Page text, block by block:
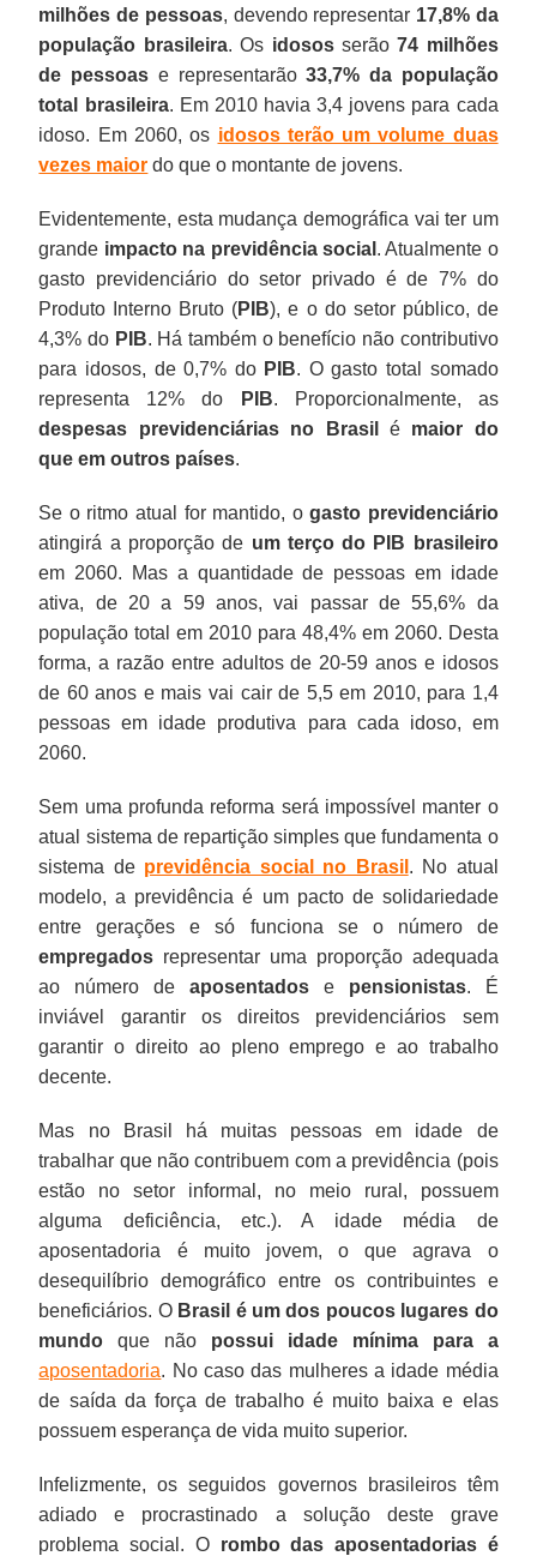
milhões de pessoas, devendo representar 17,8% da
população brasileira. Os idososserão74 milhões
de pessoas e representarão33,7% da população
total brasileira. Em 2010 havia 3,4 jovens para cada
idoso. Em 2060, os idosos terão um volume duas
vezes maior do que o montante de jovens.
Evidentemente, esta mudança demográfica vai ter um
grande impacto na previdência social . Atualmente o
gasto previdenciário do setor privado é de 7% do
Produto Interno Bruto (PIB), e o do setor público, de
4,3% do PIB. Há também o benefício não contributivo
para idosos, de 0,7% do PIB. O gasto total somado
representa 12% do
PIB. Proporcionalmente, as
despesas
previdenciárias no Brasil émaior do
que em outros países.
Se o ritmo atual for mantido, ogasto previdenciário
atingirá a proporção de um terço do PIB brasileiro
em 2060. Mas a quantidade de pessoas em idade
ativa, de 20 a 59 anos, vai passar de 55,6% da
população total em 2010 para 48,4% em 2060. Desta
forma, a razão entre adultos de 20-59 anos e idosos
de 60 anos e mais vai cair de 5,5 em 2010, para 1,4
pessoas em idade produtiva para cada idoso, em
2060.
Sem uma profunda reforma será impossível manter o
atual sistema de repartição simples que fundamenta o
sistema de previdência social no Brasil . No atual
modelo, a previdência é um pacto de solidariedade
entre gerações e só funciona se o número de
empregados representar uma proporção adequada
ao número de aposentados e pensionistas. É
inviável garantir os direitos previdenciários sem
garantir o direito ao pleno emprego e ao trabalho
decente.
Mas no Brasil há muitas pessoas em idade de
trabalhar que não contribuem com a previdência (pois
estão no setor informal, no meio rural, possuem
alguma deficiência, etc.). A idade média de
aposentadoria é muito jovem, o que agrava o
desequilíbrio demográfico entre os contribuintes e
beneficiários. O Brasil é um dos poucos lugares do
mundo que não possui idade mínima para a
aposentadoria. No caso das mulheres a idade média
de saída da força de trabalho é muito baixa e elas
possuem esperança de vida muito superior.
Infelizmente, os seguidos governos brasileiros têm
adiado e procrastinado a solução deste grave
problema social. O rombo das aposentadorias é